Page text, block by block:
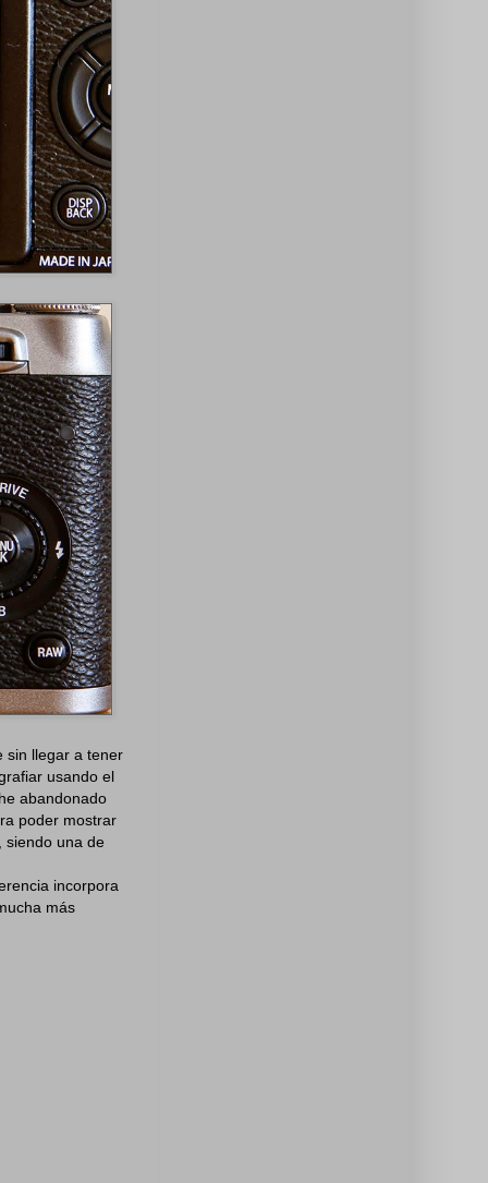
sin llegar a tener
usando el
abandonado
poder mostrar
siendo una de
incorpora
más